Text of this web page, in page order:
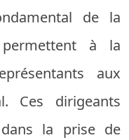
de la
permettent à la
aux
Ces dirigeants
la prise de